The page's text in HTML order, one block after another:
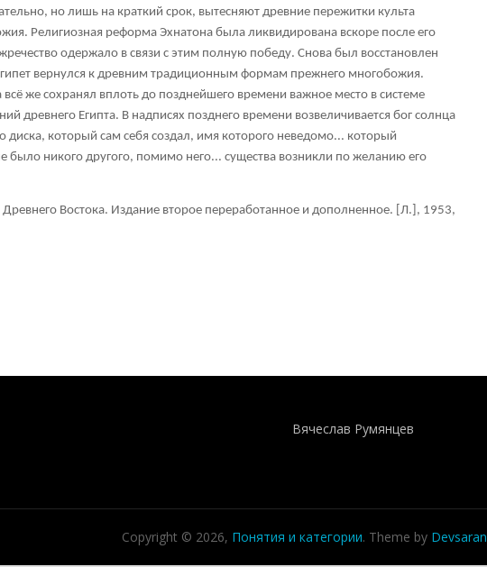
но лишь на краткий срок, вытесняют древние пережитки культа
Религиозная реформа Эхнатона была ликвидирована вскоре после его
одержало в связи с этим полную победу. Снова был восстановлен
вернулся к древним традиционным формам прежнего многобожия.
всё же сохранял вплоть до позднейшего времени важное место в системе
древнего Египта. В надписях позднего времени возвеличивается бог солнца
диска, который сам себя создал, имя которого неведомо... который
было никого другого, помимо него... существа возникли по желанию его
Востока. Издание второе переработанное и дополненное. [Л.], 1953,
Вячеслав Румянцев
Copyright © 2026, Понятия и категории. Theme by Devsaran